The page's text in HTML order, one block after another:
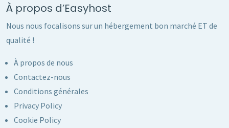
À propos d’Easyhost
Nous nous focalisons sur un hébergement bon marché ET de
qualité !
À propos de nous
Contactez-nous
Conditions générales
Privacy Policy
Cookie Policy